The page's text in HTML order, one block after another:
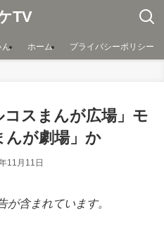
TV
ん ホーム プライバシーポリシー
コスまんが広場」モ
んが劇場」か
11月11日
含まれています。